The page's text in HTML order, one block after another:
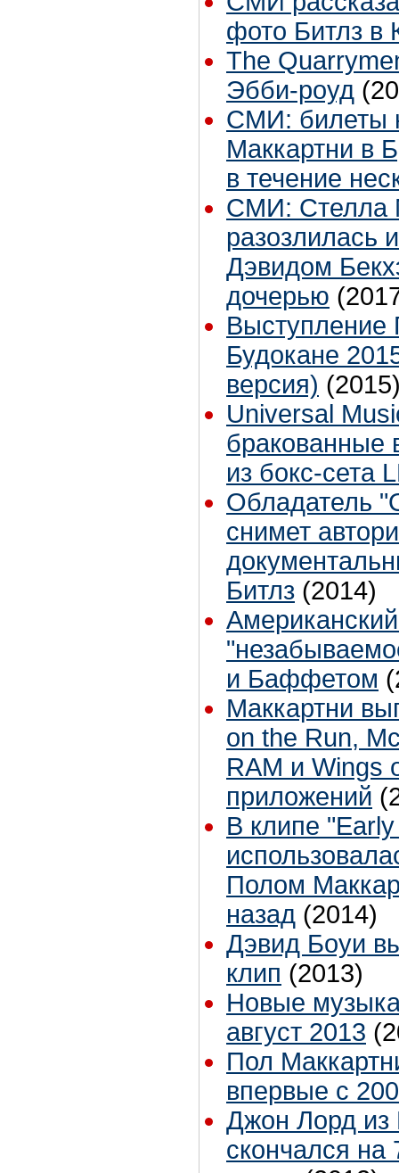
фото Битлз
The
Эбби-роуд
СМИ: билеты
Маккартни в
в течение
СМИ: Стелла
разозлилась
Дэвидом
дочерью
Выступление
Будокане
версия)
Universal
бракованные
из бокс-сета
Обладатель
снимет
Битлз (2014)
и Баффетом
Маккартни
on the Run,
RAM и Wings
приложений
В клипе
Полом
назад (2014)
Дэвид Боуи
клип (2013)
Новые
август 2013
Пол
впервые с
Джон Лорд из
скончался на